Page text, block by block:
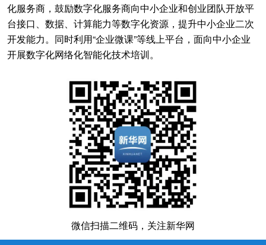
化服务商，鼓励数字化服务商向中小企业和创业团队开放平
台接口、数据、计算能力等数字化资源，提升中小企业二次
开发能力。同时利用“企业微课”等线上平台，面向中小企业
开展数字化网络化智能化技术培训。
微信扫描二维码，关注新华网